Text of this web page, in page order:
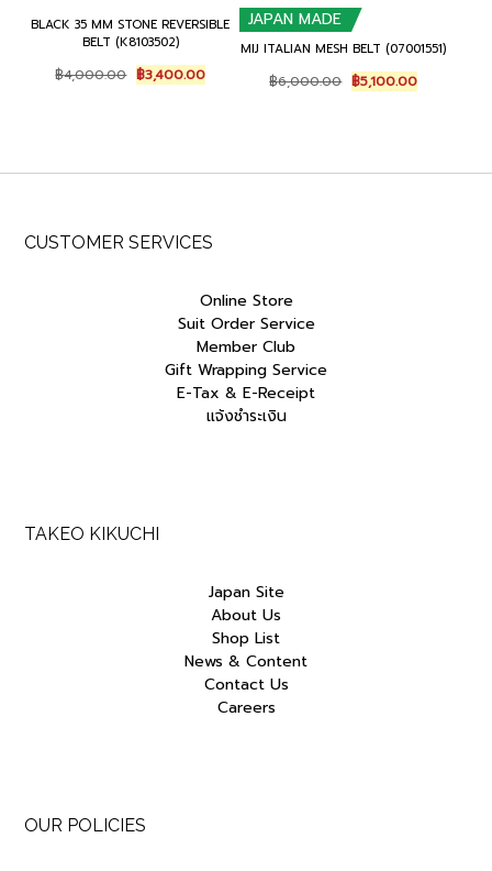
BLACK 35 MM STONE REVERSIBLE
BELT (K8103502)
฿4,000.00 Original
price
฿3,400.00Current
price
JAPAN MADE
MIJ ITALIAN MESH BELT (07001551)
฿6,000.00 Original
price
฿5,100.00Current
price
CUSTOMER SERVICES
Online Store
Suit Order Service
Member Club
Gift Wrapping Service
E-Tax & E-Receipt
แจ้งชำระเงิน
TAKEO KIKUCHI
Japan Site
About Us
Shop List
News & Content
Contact Us
Careers
OUR POLICIES